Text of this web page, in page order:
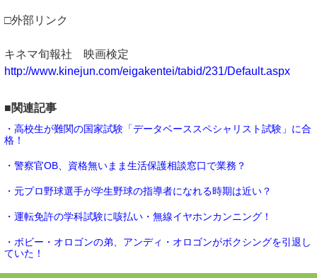
□外部リンク
キネマ旬報社 映画検定
http://www.kinejun.com/eigakentei/tabid/231/Default.aspx
■関連記事
・高校生が難関の国家試験「データベーススペシャリスト試験」に合
格！
・警察官OB、資格無いまま生活保護相談窓口で業務？
・元プロ野球選手が学生野球の指導者になれる時期は近い？
・運転免許の学科試験に咳払い・無線イヤホンカンニング！
・ボビー・オロゴンの弟、アンディ・オロゴンがボクシングを引退し
ていた！